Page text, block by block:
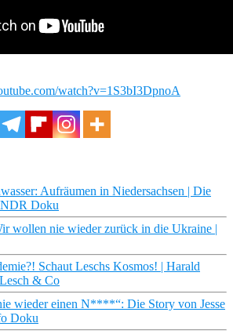
watch?v=1S3bI3DpnoA
Aufräumen in Niedersachsen | Die
Doku
wollen nie wieder zurück in die Ukraine |
Schaut Leschs Kosmos! | Harald
& Co
wieder einen N****“: Die Story von Jesse
Doku